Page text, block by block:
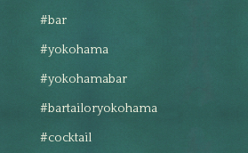
#bar
#yokohama
#yokohamabar
#bartailoryokohama
#cocktail